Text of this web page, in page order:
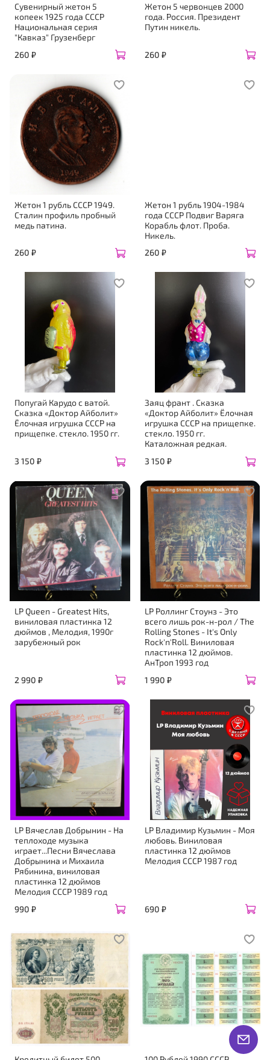
Сувенирный жетон 5
копеек 1925 года СССР
Национальная серия
"Кавказ" Грузенберг
260 ₽
Жетон 5 червонцев 2000
года. Россия. Президент
Путин никель.
260 ₽
Жетон 1 рубль СССР 1949.
Сталин профиль пробный
медь патина.
260 ₽
Жетон 1 рубль 1904-1984
года СССР Подвиг Варяга
Корабль флот. Проба.
Никель.
260 ₽
Попугай Карудо с ватой.
Сказка «Доктор Айболит»
Ёлочная игрушка СССР на
прищепке. стекло. 1950 гг.
3 150 ₽
Заяц франт . Сказка
«Доктор Айболит» Ёлочная
игрушка СССР на прищепке.
стекло. 1950 гг.
Каталожная редкая.
3 150 ₽
LP Queen - Greatest Hits,
виниловая пластинка 12
дюймов , Мелодия, 1990г
зарубежный рок
2 990 ₽
LP Роллинг Стоунз - Это
всего лишь рок-н-рол / The
Rolling Stones - It's Only
Rock'n'Roll. Виниловая
пластинка 12 дюймов.
АнТроп 1993 год
1 990 ₽
LP Вячеслав Добрынин - На
теплоходе музыка
играет...Песни Вячеслава
Добрынина и Михаила
Рябинина, виниловая
пластинка 12 дюймов
Мелодия СССР 1989 год
990 ₽
LP Владимир Кузьмин - Моя
любовь. Виниловая
пластинка 12 дюймов
Мелодия СССР 1987 год
690 ₽